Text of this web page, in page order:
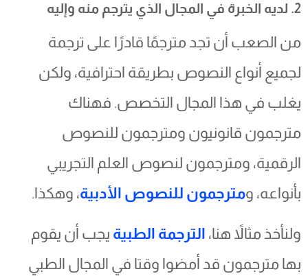
2. لديه الخبرة في المجال الذي يترجم منه وإليه
من الصعب أن تجد مترجمًا قادرًا على ترجمة
لجميع أنواع النصوص بطريقة احترافية، ولكن
يغلب في هذا المجال التخصص. فهناك
مترجمون قانونيون ومترجمون للنصوص
الرقمية، ومترجمون لنصوص العلم التجريبي
بأنواعه، ومترجمون للنصوص الأدبية، وهكذا.
ولنأخذ مثالاً هنا،الترجمة الطبيةيجب أن يقوم
بها مترجمون قد أمضوا وقتا في المجال الطبي